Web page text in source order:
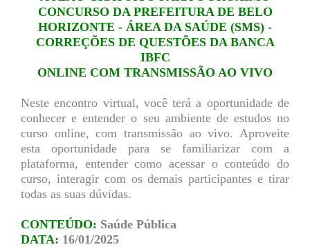
CONCURSO DA PREFEITURA DE BELO
HORIZONTE - ÁREA DA SAÚDE (SMS) -
CORREÇÕES DE QUESTÕES DA BANCA
IBFC
ONLINE COM TRANSMISSÃO AO VIVO
Neste encontro virtual, você terá a oportunidade de
conhecer e entender o seu ambiente de estudos no
curso online, com transmissão ao vivo. Aproveite
esta oportunidade para se familiarizar com a
plataforma, entender como acessar o conteúdo do
curso, interagir com os demais participantes e tirar
todas as suas dúvidas.
CONTEÚDO: Saúde Pública
DATA: 16/01/2025